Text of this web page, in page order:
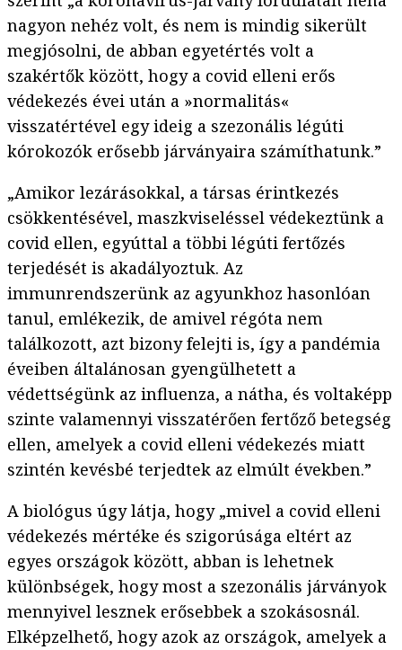
nagyon nehéz volt, és nem is mindig sikerült
megjósolni, de abban egyetértés volt a
szakértők között, hogy a covid elleni erős
védekezés évei után a »normalitás«
visszatértével egy ideig a szezonális légúti
kórokozók erősebb járványaira számíthatunk.”
„Amikor lezárásokkal, a társas érintkezés
csökkentésével, maszkviseléssel védekeztünk a
covid ellen, egyúttal a többi légúti fertőzés
terjedését is akadályoztuk. Az
immunrendszerünk az agyunkhoz hasonlóan
tanul, emlékezik, de amivel régóta nem
találkozott, azt bizony felejti is, így a pandémia
éveiben általánosan gyengülhetett a
védettségünk az influenza, a nátha, és voltaképp
szinte valamennyi visszatérően fertőző betegség
ellen, amelyek a covid elleni védekezés miatt
szintén kevésbé terjedtek az elmúlt években.”
A biológus úgy látja, hogy „mivel a covid elleni
védekezés mértéke és szigorúsága eltért az
egyes országok között, abban is lehetnek
különbségek, hogy most a szezonális járványok
mennyivel lesznek erősebbek a szokásosnál.
Elképzelhető, hogy azok az országok, amelyek a